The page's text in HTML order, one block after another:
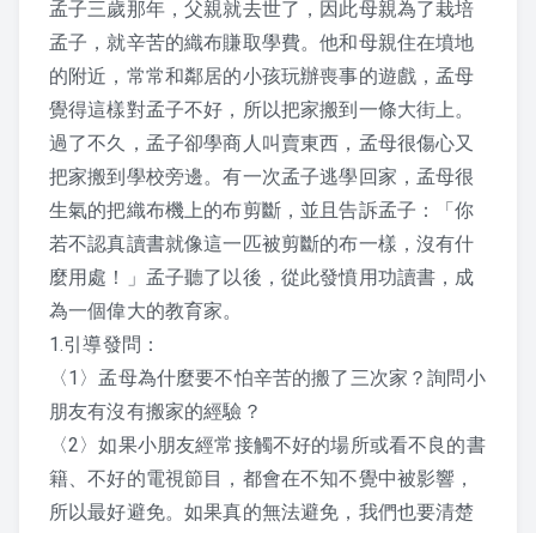
孟子三歲那年，父親就去世了，因此母親為了栽培
孟子，就辛苦的織布賺取學費。他和母親住在墳地
的附近，常常和鄰居的小孩玩辦喪事的遊戲，孟母
覺得這樣對孟子不好，所以把家搬到一條大街上。
過了不久，孟子卻學商人叫賣東西，孟母很傷心又
把家搬到學校旁邊。有一次孟子逃學回家，孟母很
生氣的把織布機上的布剪斷，並且告訴孟子：「你
若不認真讀書就像這一匹被剪斷的布一樣，沒有什
麼用處！」孟子聽了以後，從此發憤用功讀書，成
為一個偉大的教育家。
1.引導發問：
〈1〉孟母為什麼要不怕辛苦的搬了三次家？詢問小
朋友有沒有搬家的經驗？
〈2〉如果小朋友經常接觸不好的場所或看不良的書
籍、不好的電視節目，都會在不知不覺中被影響，
所以最好避免。如果真的無法避免，我們也要清楚